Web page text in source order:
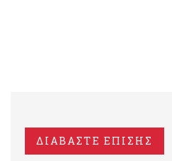
ΔΙΑΒΑΣΤΕ ΕΠΙΣΗΣ